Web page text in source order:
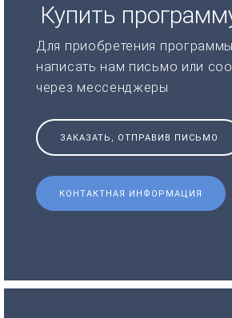
Купить
Для приобретения
написать нам письмо или
через мессенджеры
ЗАКАЗАТЬ, ОТПРАВИВ ПИСЬМО
КОНТАКТНАЯ ИНФОРМАЦИЯ